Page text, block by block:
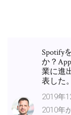
Spotify
か？
業に進
表した
2019年
2010年